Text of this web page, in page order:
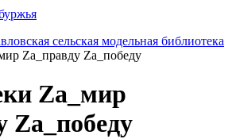
сельская модельная библиотека
Zа_правду Zа_победу
Zа_мир
Zа_победу